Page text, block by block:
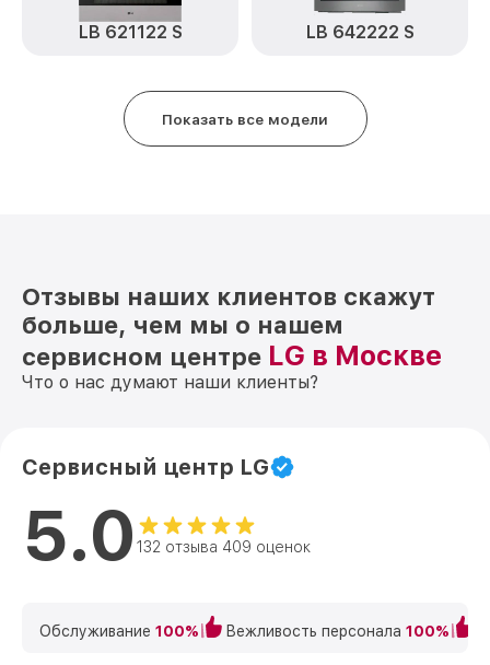
LB 621122 S LB 642222 S
Показать все модели
Отзывы наших клиентов скажут
больше, чем мы о нашем
сервисном центре LG в Москве
Что о нас думают наши клиенты?
Сервисный центр LG
5.0 132 отзыва 409 оценок
Обслуживание 100% Вежливость персонала 100%